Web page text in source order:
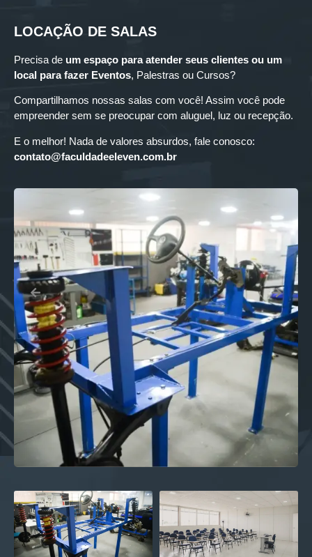
LOCAÇÃO DE SALAS
Precisa de um espaço para atender seus clientes ou um
local para fazer Eventos, Palestras ou Cursos?
Compartilhamos nossas salas com você! Assim você pode
empreender sem se preocupar com aluguel, luz ou recepção.
E o melhor! Nada de valores absurdos, fale conosco:
contato@faculdadeeleven.com.br